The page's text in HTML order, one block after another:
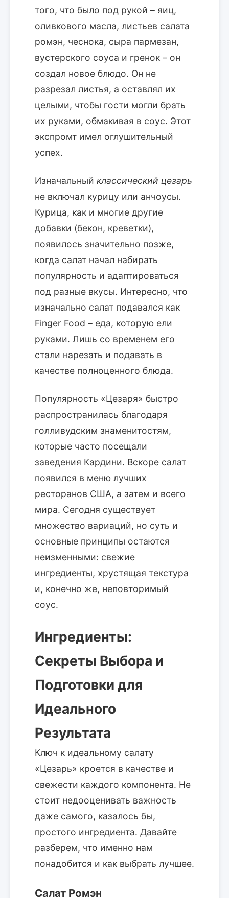
того, что было под рукой – яиц,
оливкового масла, листьев салата
ромэн, чеснока, сыра пармезан,
вустерского соуса и гренок – он
создал новое блюдо. Он не
разрезал листья, а оставлял их
целыми, чтобы гости могли брать
их руками, обмакивая в соус. Этот
экспромт имел оглушительный
успех.
Изначальный классический цезарь
не включал курицу или анчоусы.
Курица, как и многие другие
добавки (бекон, креветки),
появилось значительно позже,
когда салат начал набирать
популярность и адаптироваться
под разные вкусы. Интересно, что
изначально салат подавался как
Finger Food – еда, которую ели
руками. Лишь со временем его
стали нарезать и подавать в
качестве полноценного блюда.
Популярность «Цезаря» быстро
распространилась благодаря
голливудским знаменитостям,
которые часто посещали
заведения Кардини. Вскоре салат
появился в меню лучших
ресторанов США, а затем и всего
мира. Сегодня существует
множество вариаций, но суть и
основные принципы остаются
неизменными: свежие
ингредиенты, хрустящая текстура
и, конечно же, неповторимый
соус.
Ингредиенты:
Секреты Выбора и
Подготовки для
Идеального
Результата
Ключ к идеальному салату
«Цезарь» кроется в качестве и
свежести каждого компонента. Не
стоит недооценивать важность
даже самого, казалось бы,
простого ингредиента. Давайте
разберем, что именно нам
понадобится и как выбрать лучшее.
Салат Ромэн